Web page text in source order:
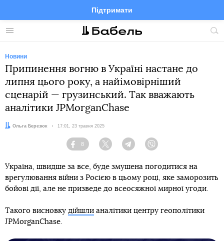
Меню
Підтримати
FacebookTelegramTwitter
Новини
Припинення вогню в Україні настане до
липня цього року, а найімовірніший
сценарій — грузинський. Так вважають
аналітики JPMorganChase
Автор:
Ольга Березюк Дата:
17:01, 23 травня 2025
Facebook
8
Twitter TelegramViber
Україна, швидше за все, буде змушена погодитися на
врегулювання війни з Росією в цьому році, яке заморозить
бойові дії, але не призведе до всеосяжної мирної угоди.
Такого висновку дійшли аналітики центру геополітики
JPMorganChase.